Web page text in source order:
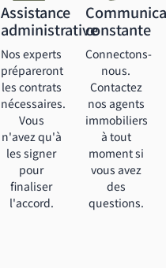
Assistance
administrative
Nos experts
prépareront
les contrats
nécessaires.
Vous
n'avez qu'à
les signer
pour
finaliser
l'accord.
constante
Connectons-
nous.
Contactez
nos agents
immobiliers
à tout
moment si
vous avez
des
questions.